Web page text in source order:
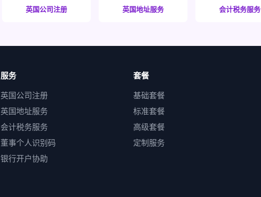
英国公司注册 英国地址服务 会计税务服务
服务
英国公司注册
英国地址服务
会计税务服务
董事个人识别码
银行开户协助
套餐
基础套餐
标准套餐
高级套餐
定制服务